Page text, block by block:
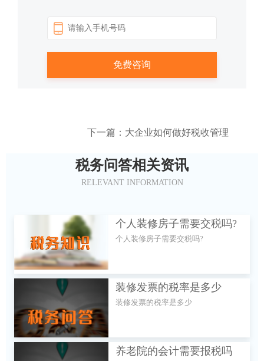
下一篇：大企业如何做好税收管理
税务问答相关资讯
RELEVANT INFORMATION
个人装修房子需要交税吗?
个人装修房子需要交税吗?
装修发票的税率是多少
装修发票的税率是多少
养老院的会计需要报税吗